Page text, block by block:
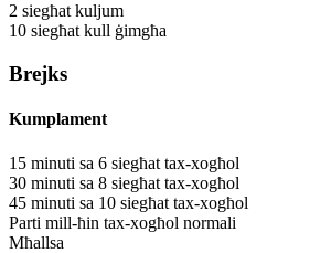
2 siegħat kuljum
10 siegħat kull ġimgħa
Brejks
Kumplament
15 minuti sa 6 siegħat tax-xogħol
30 minuti sa 8 siegħat tax-xogħol
45 minuti sa 10 siegħat tax-xogħol
Parti mill-ħin tax-xogħol normali
Mħallsa